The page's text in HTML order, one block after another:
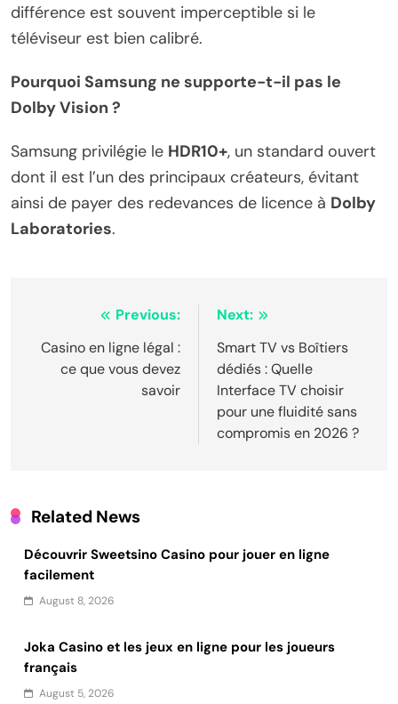
différence est souvent imperceptible si le
téléviseur est bien calibré.
Pourquoi Samsung ne supporte-t-il pas le
Dolby Vision ?
Samsung privilégie le HDR10+, un standard ouvert
dont il est l’un des principaux créateurs, évitant
ainsi de payer des redevances de licence à Dolby
Laboratories.
navigation
Previous:
Casino en ligne légal :
ce que vous devez
savoir
Next:
Smart TV vs Boîtiers
dédiés : Quelle
Interface TV choisir
pour une fluidité sans
compromis en 2026 ?
Related News
Découvrir Sweetsino Casino pour jouer en ligne
facilement
August 8, 2026
Joka Casino et les jeux en ligne pour les joueurs
français
August 5, 2026